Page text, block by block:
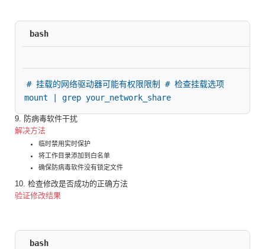
bash
# 挂载的网络驱动器可能有权限限制 # 检查挂载选项
mount | grep your_network_share
9. 防病毒软件干扰
解决方法
临时禁用实时保护
将工作目录添加到白名单
确保防病毒软件没有锁定文件
10. 检查修改是否成功的正确方法
验证修改结果
bash